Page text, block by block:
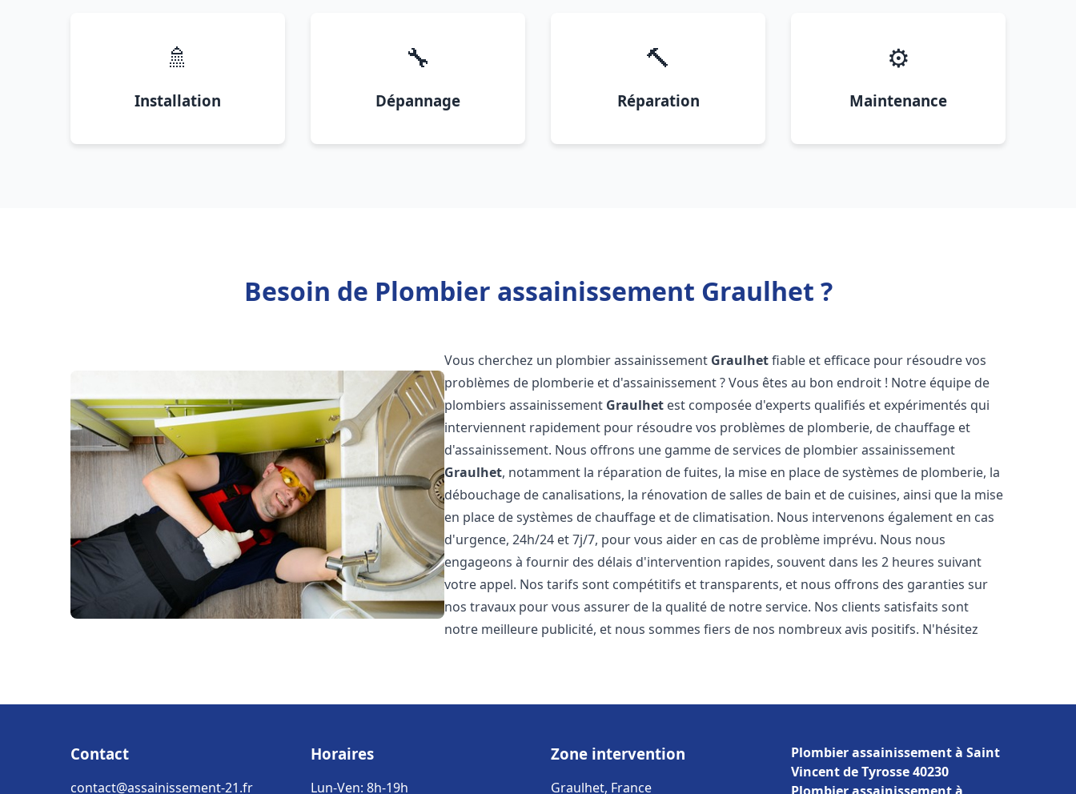
🚿
Installation
🔧
Dépannage
🔨
Réparation
⚙️
Maintenance
Besoin de Plombier assainissement Graulhet ?
Vous cherchez un plombier assainissement Graulhetfiable et efficace pour résoudre vos
problèmes de plomberie et d'assainissement ? Vous êtes au bon endroit ! Notre équipe de
plombiers assainissement Graulhet est composée d'experts qualifiés et expérimentés qui
interviennent rapidement pour résoudre vos problèmes de plomberie, de chauffage et
d'assainissement. Nous offrons une gamme de services de plombier assainissement
Graulhet, notamment la réparation de fuites, la mise en place de systèmes de plomberie, la
débouchage de canalisations, la rénovation de salles de bain et de cuisines, ainsi que la mise
en place de systèmes de chauffage et de climatisation. Nous intervenons également en cas
d'urgence, 24h/24 et 7j/7, pour vous aider en cas de problème imprévu. Nous nous
engageons à fournir des délais d'intervention rapides, souvent dans les 2 heures suivant
votre appel. Nos tarifs sont compétitifs et transparents, et nous offrons des garanties sur
nos travaux pour vous assurer de la qualité de notre service. Nos clients satisfaits sont
notre meilleure publicité, et nous sommes fiers de nos nombreux avis positifs. N'hésitez
Contact
contact@assainissement-21.fr
Horaires
Lun-Ven: 8h-19h
Zone intervention
Graulhet, France
Plombier assainissement à Saint
Vincent de Tyrosse 40230